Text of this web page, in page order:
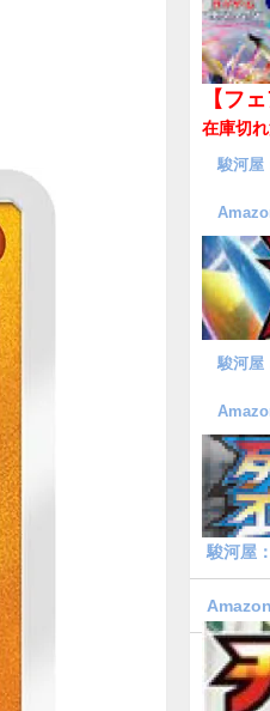
【フ
在庫切
駿河屋
駿河屋
駿河屋